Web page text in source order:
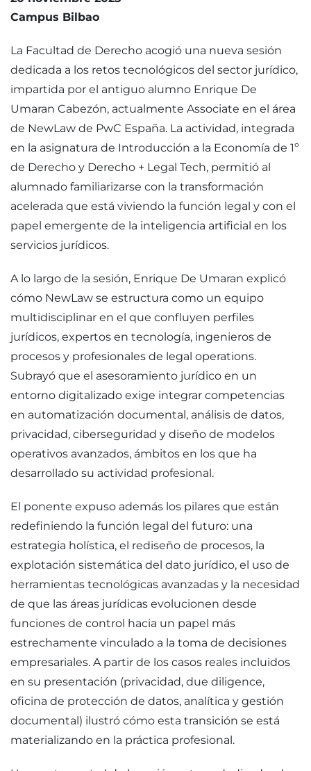
Campus Bilbao
La Facultad de Derecho acogió una nueva sesión
dedicada a los retos tecnológicos del sector jurídico,
impartida por el antiguo alumno Enrique De
Umaran Cabezón, actualmente Associate en el área
de NewLaw de PwC España. La actividad, integrada
en la asignatura de Introducción a la Economía de 1º
de Derecho y Derecho + Legal Tech, permitió al
alumnado familiarizarse con la transformación
acelerada que está viviendo la función legal y con el
papel emergente de la inteligencia artificial en los
servicios jurídicos.
A lo largo de la sesión, Enrique De Umaran explicó
cómo NewLaw se estructura como un equipo
multidisciplinar en el que confluyen perfiles
jurídicos, expertos en tecnología, ingenieros de
procesos y profesionales de legal operations.
Subrayó que el asesoramiento jurídico en un
entorno digitalizado exige integrar competencias
en automatización documental, análisis de datos,
privacidad, ciberseguridad y diseño de modelos
operativos avanzados, ámbitos en los que ha
desarrollado su actividad profesional.
El ponente expuso además los pilares que están
redefiniendo la función legal del futuro: una
estrategia holística, el rediseño de procesos, la
explotación sistemática del dato jurídico, el uso de
herramientas tecnológicas avanzadas y la necesidad
de que las áreas jurídicas evolucionen desde
funciones de control hacia un papel más
estrechamente vinculado a la toma de decisiones
empresariales. A partir de los casos reales incluidos
en su presentación (privacidad, due diligence,
oficina de protección de datos, analítica y gestión
documental) ilustró cómo esta transición se está
materializando en la práctica profesional.